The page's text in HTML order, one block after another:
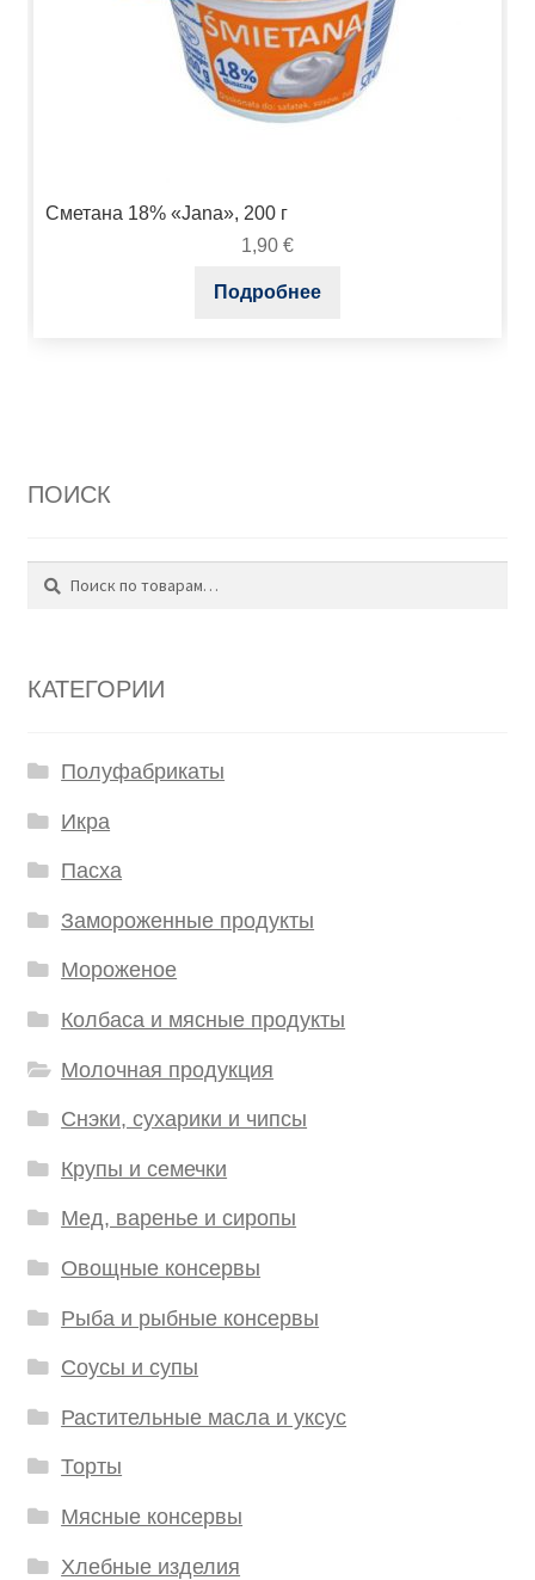
Сметана 18% «Jana», 200 г
1,90 €
Подробнее
ПОИСК
Искать:
Поиск
КАТЕГОРИИ
Полуфабрикаты
Икра
Пасха
Замороженные продукты
Мороженое
Колбаса и мясные продукты
Молочная продукция
Снэки, сухарики и чипсы
Крупы и семечки
Мед, варенье и сиропы
Овощные консервы
Рыба и рыбные консервы
Соусы и супы
Растительные масла и уксус
Торты
Мясные консервы
Хлебные изделия